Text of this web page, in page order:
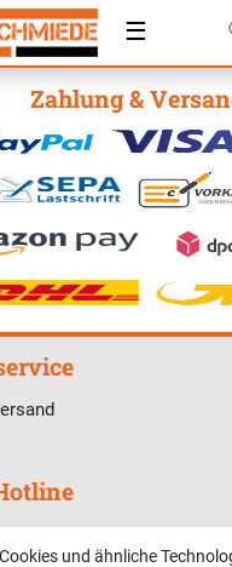
☰
Zahlung &
und ähnliche